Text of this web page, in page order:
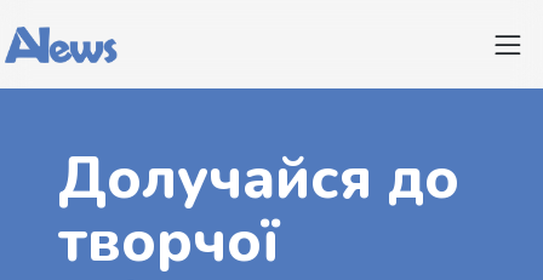
Долучайся до
творчої